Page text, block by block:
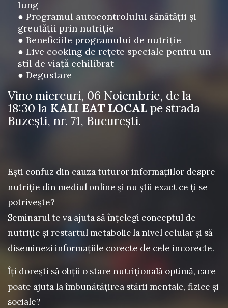
lung
● Programul autocontrolului sănătății și
greutății prin nutriție
● Beneficiile programului de nutriție
● Live cooking de rețete speciale pentru un
stil de viață echilibrat
● Degustare
Vino miercuri, 06 Noiembrie, de la
18:30 la KALI EAT LOCAL pe strada
Buzești, nr. 71, București.
Ești confuz din cauza tuturor informațiilor despre
nutriție din mediul online și nu știi exact ce ți se
potrivește?
Seminarul te va ajuta să înțelegi conceptul de
nutriție și restartul metabolic la nivel celular și să
diseminezi informațiile corecte de cele incorecte.
Îți dorești să obții o stare nutrițională optimă, care
poate ajuta la îmbunătățirea stării mentale, fizice și
sociale?